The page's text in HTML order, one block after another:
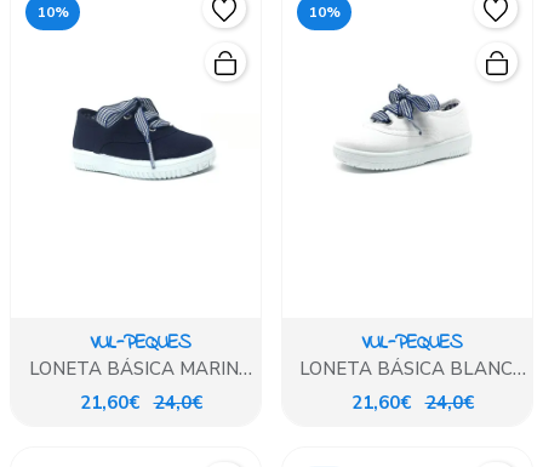
10%
VUL-PEQUES
LONETA BÁSICA MARINO
LAZO
21,60€ 24,0€
10%
VUL-PEQUES
LONETA BÁSICA BLANCA
LAZO
21,60€ 24,0€